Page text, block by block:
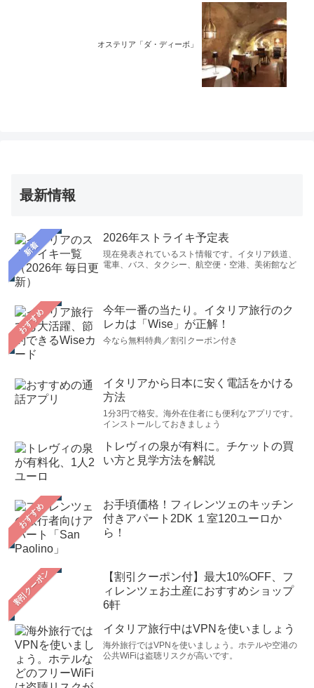
オステリア「ダ・ディーボ」
最新情報
新着
2026年ストライキ予定表
現在発表されているスト情報です。イタリア鉄道、
電車、バス、タクシー、航空便・空港、美術館など
おすすめ
今年一番の当たり。イタリア旅行のク
レカは「Wise」が正解！
今なら無料特典／割引クーポン付き
イタリアから日本に安く電話をかける
方法
1分3円で格安。海外在住者にも便利なアプリです。
インストールしておきましょう
トレヴィの泉が有料に。チケットの買
い方と見学方法を解説
おすすめ
お手頃価格！フィレンツェのキッチン
付きアパート2DK １室120ユーロか
ら！
【割引クーポン付】最大10%OFF、フ
ィレンツェお土産におすすめショップ
6軒
イタリア旅行中はVPNを使いましょう
海外旅行ではVPNを使いましょう。ホテルや空港の
公共WiFiは盗聴リスクが高いです。